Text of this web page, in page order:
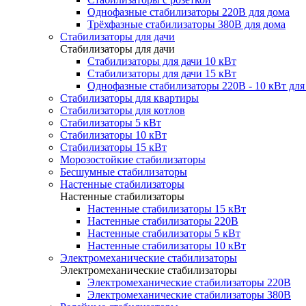
Однофазные стабилизаторы 220В для дома
Трёхфазные стабилизаторы 380В для дома
Стабилизаторы для дачи
Стабилизаторы для дачи
Стабилизаторы для дачи 10 кВт
Стабилизаторы для дачи 15 кВт
Однофазные стабилизаторы 220В - 10 кВт для
Стабилизаторы для квартиры
Стабилизаторы для котлов
Стабилизаторы 5 кВт
Стабилизаторы 10 кВт
Стабилизаторы 15 кВт
Морозостойкие стабилизаторы
Бесшумные стабилизаторы
Настенные стабилизаторы
Настенные стабилизаторы
Настенные стабилизаторы 15 кВт
Настенные стабилизаторы 220В
Настенные стабилизаторы 5 кВт
Настенные стабилизаторы 10 кВт
Электромеханические стабилизаторы
Электромеханические стабилизаторы
Электромеханические стабилизаторы 220В
Электромеханические стабилизаторы 380В